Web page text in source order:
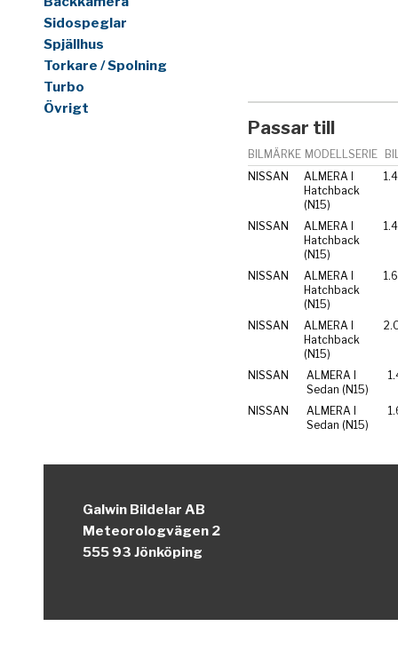
Sidospeglar
Spjällhus
Torkare / Spolning
Turbo
Övrigt
Passar till
BILMÄRKE MODELLSERIE
NISSAN
ALMERA I
Hatchback
(N15)
1.4
NISSAN
ALMERA I
Hatchback
(N15)
NISSAN
ALMERA I
Hatchback
(N15)
1.6
NISSAN
ALMERA I
Hatchback
(N15)
NISSAN
ALMERA I
Sedan (N15)
NISSAN
ALMERA I
Sedan (N15)
Galwin Bildelar AB
Meteorologvägen 2
555 93 Jönköping